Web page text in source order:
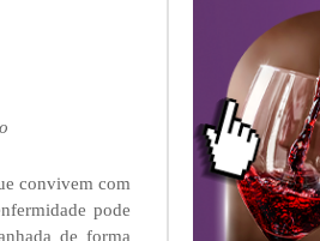
convivem com
pode
de forma